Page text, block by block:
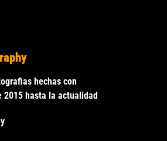
hechas con
2015 hasta la actualidad